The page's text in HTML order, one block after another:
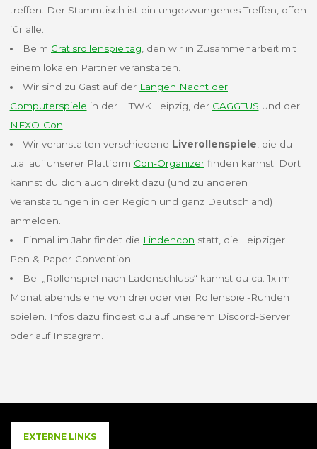
treffen. Der Stammtisch ist ein ungezwungenes Treffen, offen
für alle.
Beim Gratisrollenspieltag, den wir in Zusammenarbeit mit
einem lokalen Partner veranstalten.
Wir sind zu Gast auf der Langen Nacht der
Computerspiele in der HTWK Leipzig, der CAGGTUS und der
NEXO-Con.
Wir veranstalten verschiedene Liverollenspiele, die du
u.a. auf unserer Plattform Con-Organizerfinden kannst. Dort
kannst du dich auch direkt dazu (und zu anderen
Veranstaltungen in der Region und ganz Deutschland)
anmelden.
Einmal im Jahr findet die Lindencon statt, die Leipziger
Pen & Paper-Convention.
Bei „Rollenspiel nach Ladenschluss“ kannst du ca. 1x im
Monat abends eine von drei oder vier Rollenspiel-Runden
spielen. Infos dazu findest du auf unserem Discord-Server
oder auf Instagram.
EXTERNE LINKS